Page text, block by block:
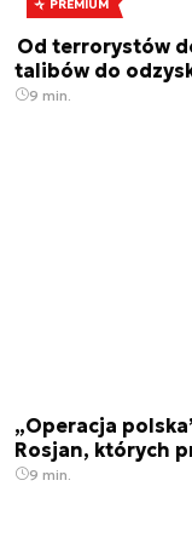
PREMIUM
Od terrorystów
talibów do
9 min.
„Operacja
Rosjan, których
9 min.